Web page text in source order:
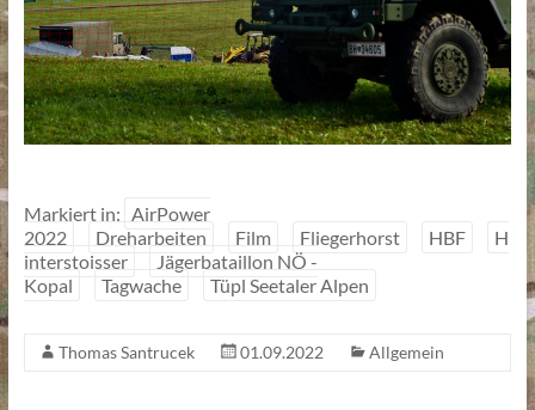
Markiert in: AirPower
2022
Dreharbeiten Film Fliegerhorst HBF
H
interstoisser
Jägerbataillon NÖ -
Kopal
Tagwache Tüpl Seetaler Alpen
Thomas Santrucek 01.09.2022 Allgemein